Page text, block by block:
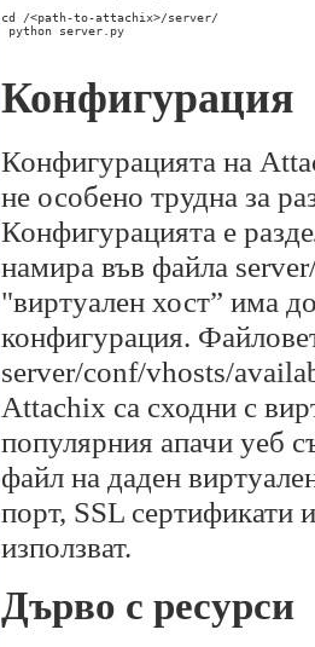
cd /<path-to-attachix>/server/
python server.py
Конфигурация
Конфигурацията на
не особено трудна за
Конфигурацията е
намира във файла
"виртуален хост” има
конфигурация.
server/conf/vhosts/
Attachix са сходни с
популярния апачи уеб
файл на даден
порт, SSL сертификати
използват.
Дърво с ресурси